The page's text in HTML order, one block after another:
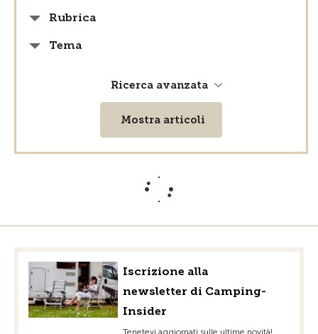
Rubrica
Tema
Ricerca avanzata
Mostra articoli
Iscrizione alla
newsletter di Camping-
Insider